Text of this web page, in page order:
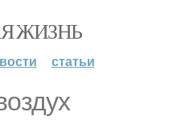
ЖИЗНЬ
статьи